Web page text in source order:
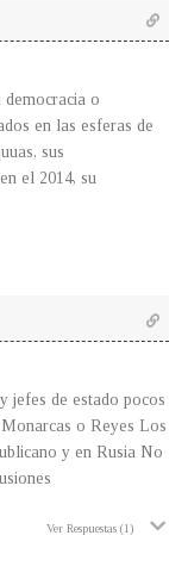
o
en las esferas de
sus
el 2014, su
jefes de estado pocos
o Reyes Los
y en Rusia No
Ver Respuestas (1)